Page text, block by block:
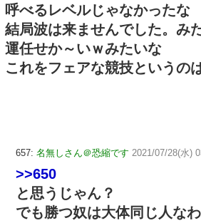
呼べるレベルじゃなかったな
結局波は来ませんでした。み
運任せか～いｗみたいな
これをフェアな競技というの
657: 名無しさん＠恐縮です 2021/07/28(水)
>>650
と思うじゃん？
でも勝つ奴は大体同じ人な